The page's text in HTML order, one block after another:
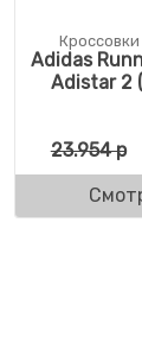
Adidas
Adistar 2
23.954р